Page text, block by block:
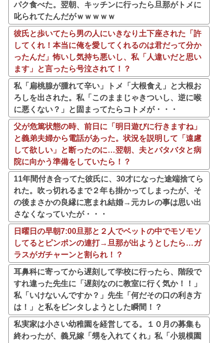
パク食べた。翌朝、キッチンに行ったら旦那がトメに
叱られてたんだがｗｗｗｗｗ
彼氏と歩いてたら男の人にいきなり土下座された「許
してくれ！本当に俺を愛してくれるのは君だって分か
ったんだ」怖いし気持ち悪いし、私「人違いだと思い
ます」と言ったら号泣されて！？
私「扁桃腺が腫れて辛い」トメ「大根食え」と大根お
ろしを出された。私「このままじゃきついし、逆に喉
に悪くない？」と固まってたらコトメが・・・
父が危篤状態の時、前日に「明日遊びに行きますね」
と義弟夫婦から電話があった。状況を説明して「遠慮
して欲しい」と断ったのに…翌朝、夫とバタバタと病
院に向かう準備をしていたら！？
11年間付き合ってた彼氏に、30才になった途端捨てら
れた。吹っ切れるまで２年も掛かってしまったが、そ
の後まさかの良縁に恵まれ結婚→元カレの事は思い出
さなくなっていたが・・・
日曜日の早朝7:00旦那と２人でベットの中でモソモソ
してるとピンポンの連打→旦那が出ようとしたら…ガ
ラスがガチャーンと割られ！？
耳鼻科に寄ってから遅刻して学校に行ったら、階段で
すれ違った先生に「遅刻なのに教室に行く気か！！」
私「いけないんですか？」先生「何だその口の利き方
は！」と私をビンタしようとした瞬間！？
私実家は小さい幼稚園を経営してる。１０月の募集も
終わったが、義兄嫁「甥を入れてくれ」私「小規模園